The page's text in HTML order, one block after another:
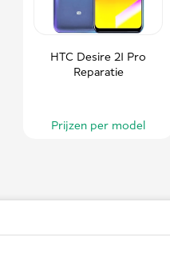
HTC Desire 21 Pro
Reparatie
Prijzen per model